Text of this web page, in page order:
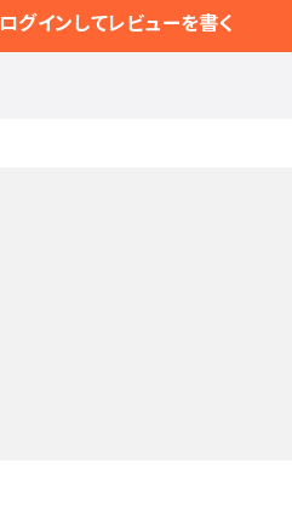
ログインしてレビューを書く